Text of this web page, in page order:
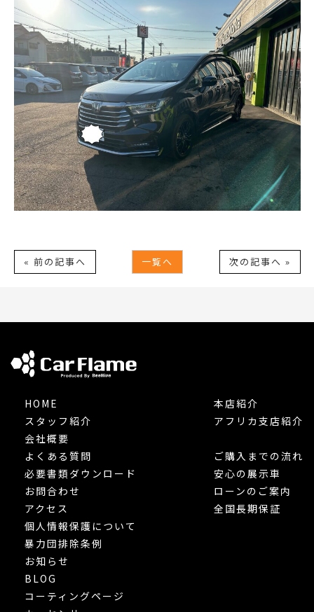
« 前の記事へ 一覧へ 次の記事へ »
HOME
スタッフ紹介
会社概要
本店紹介
アフリカ支店紹介
よくある質問
必要書類ダウンロード
お問合わせ
アクセス
個人情報保護について
暴力団排除条例
お知らせ
BLOG
ご購入までの流れ
安心の展示車
ローンのご案内
全国長期保証
コーティングページ